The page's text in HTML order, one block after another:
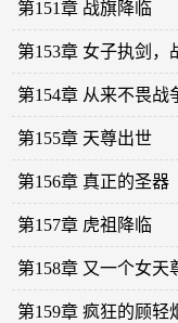
第151章 战旗降临
第153章 女子执剑，
第154章 从来不畏战
第155章 天尊出世
第156章 真正的圣器
第157章 虎祖降临
第158章 又一个女天
第159章 疯狂的顾轻